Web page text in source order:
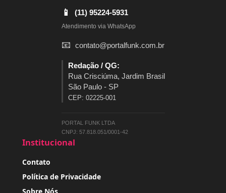
📱 (11) 95224-5931
Atendimento via WhatsApp
📧 contato@portalfunk.com.br
Redação / QG:
Rua Crisciúma, Jardim Brasil
São Paulo - SP
CEP: 02225-001
PORTAL FUNK LTDA
CNPJ: 57.818.051/0001-42
Institucional
Contato
Política de Privacidade